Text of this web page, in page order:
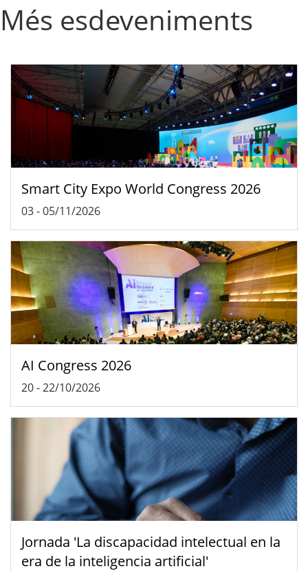
Més esdeveniments
Smart City Expo World Congress 2026
03-05/11/2026
AI Congress 2026
20-22/10/2026
Jornada 'La discapacidad intelectual en la
era de la inteligencia artificial'